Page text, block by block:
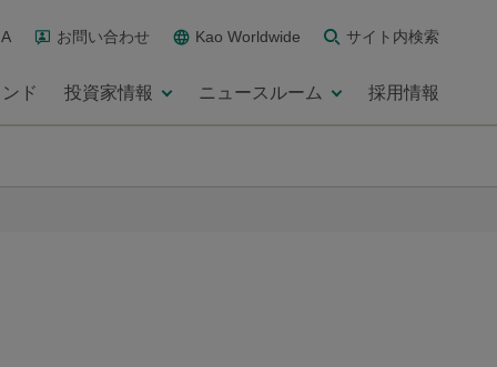
お問い合わせ Kao Worldwide サイト内検索
ド 投資家情報 ニュースルーム 採用情報